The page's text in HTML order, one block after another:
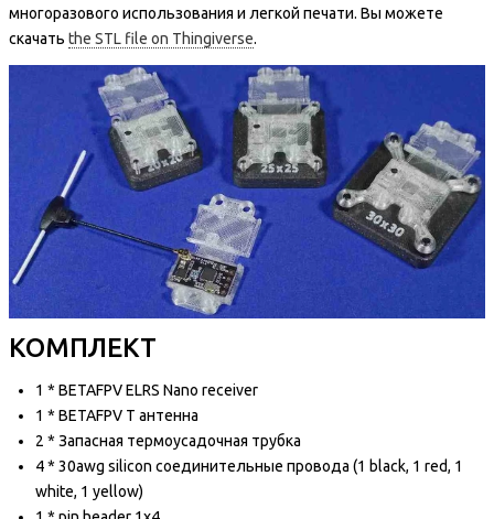
многоразового использования и легкой печати. Вы можете
скачать the STL file on Thingiverse.
КОМПЛЕКТ
1 * BETAFPV ELRS Nano receiver
1 * BETAFPV T антенна
2 * Запасная термоусадочная трубка
4 * 30awg silicon соединительные провода (1 black, 1 red, 1
white, 1 yellow)